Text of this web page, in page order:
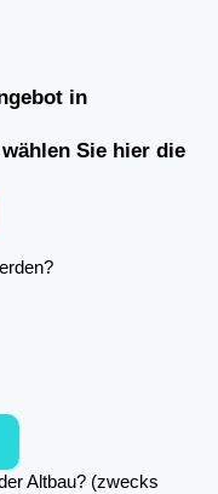
in
Sie hier die
Altbau? (zwecks